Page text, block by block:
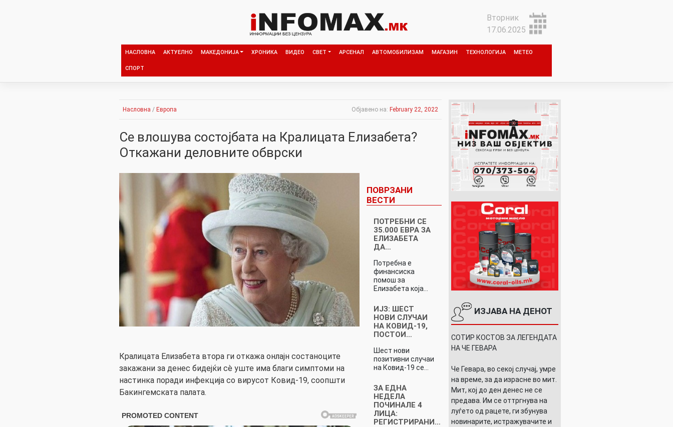
Вторник
17.06.2025
НАСЛОВНА АКТУЕЛНО МАКЕДОНИЈА ХРОНИКА ВИДЕО СВЕТ АРСЕНАЛ АВТОМОБИЛИЗАМ МАГАЗИН ТЕХНОЛОГИЈА МЕТЕО
СПОРТ
Насловна / Европа Објавено на: February 22, 2022
Се влошува состојбата на Кралицата Елизабета?
Откажани деловните обврски
Кралицата Елизабета втора ги откажа онлајн состаноците
закажани за денес бидејќи сè уште има благи симптоми на
настинка поради инфекција со вирусот Ковид-19, соопшти
Бакингемската палата.
ПОВРЗАНИ
ВЕСТИ
ПОТРЕБНИ СЕ
35.000 ЕВРА ЗА
ЕЛИЗАБЕТА
ДА…
Потребна е
финансиска
помош за
Елизабета која…
ИЈЗ: ШЕСТ
НОВИ СЛУЧАИ
НА КОВИД-19,
ПОСТОИ…
Шест нови
позитивни случаи
на Ковид-19 се…
ЗА ЕДНА
НЕДЕЛА
ПОЧИНАЛЕ 4
ЛИЦА:
РЕГИСТРИРАНИ…
ИЗЈАВА НА ДЕНОТ
СОТИР КОСТОВ ЗА ЛЕГЕНДАТА
НА ЧЕ ГЕВАРА
Че Гевара, во секој случај, умре
на време, за да израсне во мит.
Мит, кој до ден денес не се
предава. Им се оттргнува на
луѓето од рацете, ги збунува
новинарите, истражувачите и